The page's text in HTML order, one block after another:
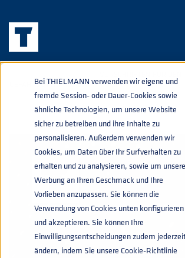
Bei THIELMANN verwenden wir eigene und
fremde Session- oder Dauer-Cookies sowie
ähnliche Technologien, um unsere Website
sicher zu betreiben und ihre Inhalte zu
personalisieren. Außerdem verwenden wir
Cookies, um Daten über Ihr Surfverhalten zu
erhalten und zu analysieren, sowie um unsere
Werbung an Ihren Geschmack und Ihre
Vorlieben anzupassen. Sie können die
Verwendung von Cookies unten konfigurieren
und akzeptieren. Sie können Ihre
Einwilligungsentscheidungen zudem
ändern, indem Sie unsere Cookie-Richtlinie
GEFAHRGUTTRANSPORT